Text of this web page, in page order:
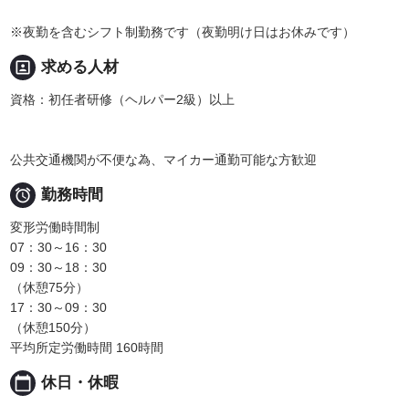
※夜勤を含むシフト制勤務です（夜勤明け日はお休みです）
portrait 求める人材
資格：初任者研修（ヘルパー2級）以上
公共交通機関が不便な為、マイカー通勤可能な方歓迎
 勤務時間
変形労働時間制
07：30～16：30
09：30～18：30
（休憩75分）
17：30～09：30
（休憩150分）
平均所定労働時間 160時間
calendar_today 休日・休暇